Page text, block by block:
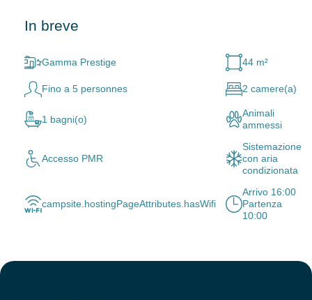
In breve
Gamma Prestige 44 m²
Fino a 5 personnes 2 camere(a)
1 bagni(o)
Animali
ammessi
Accesso PMR
Sistemazione
con aria
condizionata
campsite.hostingPageAttributes.hasWifi
Arrivo 16:00
Partenza
10:00